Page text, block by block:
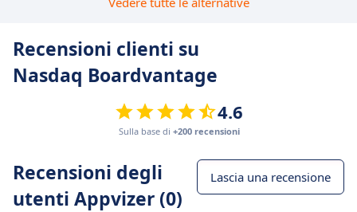
Recensioni clienti su
Nasdaq Boardvantage
4.6
Sulla base di +200 recensioni
Recensioni degli
utenti Appvizer (0)
Lascia una recensione